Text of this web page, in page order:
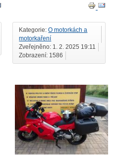
Kategorie:O motorkách a
motorkaření
Zveřejněno: 1. 2. 2025 19:11
Zobrazení: 1586